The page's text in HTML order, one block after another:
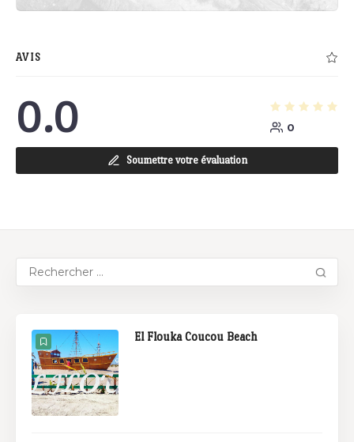
AVIS
0.0 0
Soumettre votre évaluation
El Flouka Coucou Beach